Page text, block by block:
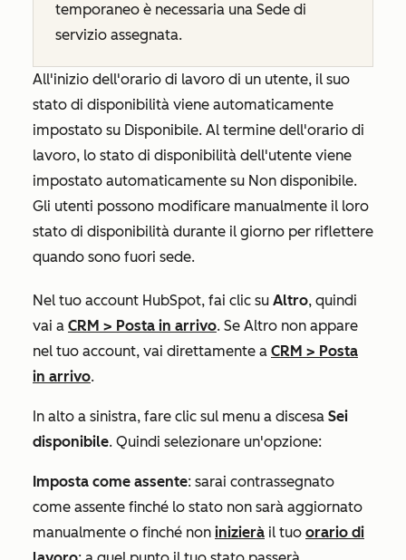
temporaneo è necessaria una Sede di
servizio assegnata.
All'inizio dell'orario di lavoro di un utente, il suo
stato di disponibilità viene automaticamente
impostato su Disponibile. Al termine dell'orario di
lavoro, lo stato di disponibilità dell'utente viene
impostato automaticamente su Non disponibile.
Gli utenti possono modificare manualmente il loro
stato di disponibilità durante il giorno per riflettere
quando sono fuori sede.
Nel tuo account HubSpot, fai clic su Altro, quindi
vai a CRM > Posta in arrivo. Se Altro non appare
nel tuo account, vai direttamente a CRM > Posta
in arrivo.
In alto a sinistra, fare clic sul menu a discesa Sei
disponibile. Quindi selezionare un'opzione:
Imposta come assente: sarai contrassegnato
come assente finché lo stato non sarà aggiornato
manualmente o finché non inizierà il tuo orario di